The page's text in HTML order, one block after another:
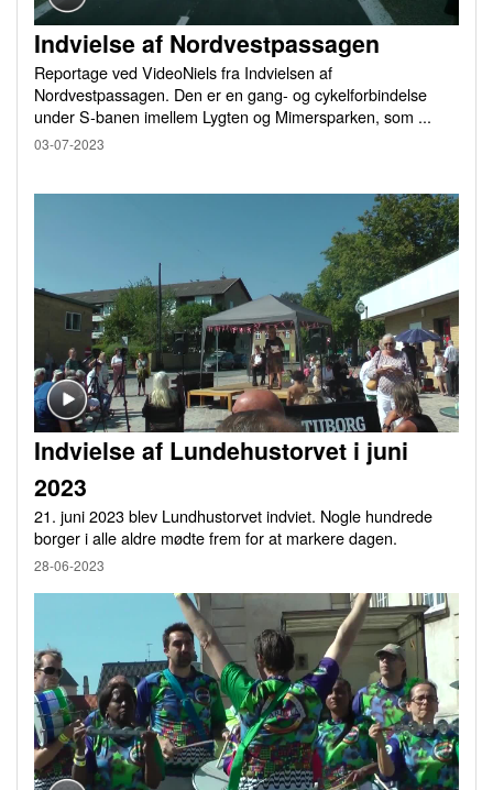
Indvielse af Nordvestpassagen
Reportage ved VideoNiels fra Indvielsen af
Nordvestpassagen. Den er en gang- og cykelforbindelse
under S-banen imellem Lygten og Mimersparken, som ...
03-07-2023
Indvielse af Lundehustorvet i juni
2023
21. juni 2023 blev Lundhustorvet indviet. Nogle hundrede
borger i alle aldre mødte frem for at markere dagen.
28-06-2023